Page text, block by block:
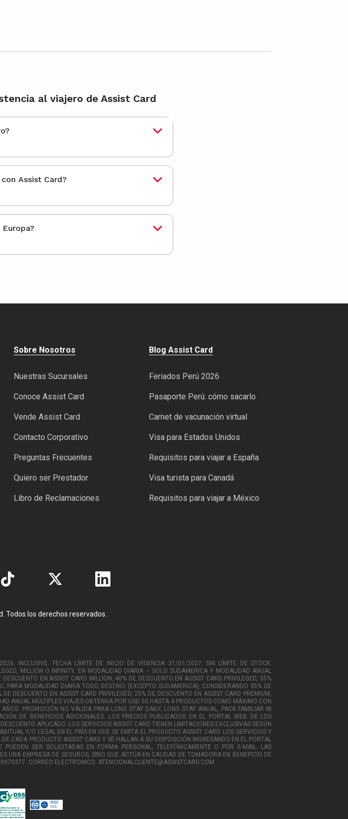
al viajero de Assist Card
asistencia al viajero con Assist Card?
¿Es necesario el seguro de viaje para Europa?
Sobre Nosotros
Nuestras Sucursales
Conoce Assist Card
Vende Assist Card
Contacto Corporativo
Preguntas Frecuentes
Quiero ser Prestador
Libro de Reclamaciones
Blog Assist Card
Feriados Perú 2026
Pasaporte Perú: cómo sacarlo
Carnet de vacunación virtual
Visa para Estados Unidos
Requisitos para viajar a España
Visa turista para Canadá
Requisitos para viajar a México
Todos los derechos reservados.
INCLUSIVE. FECHA LÍMITE DE INICIO DE VIGENCIA 31/01/2027. SIN LÍMITE DE STOCK.
MILLION O INFINITY, EN MODALIDAD DIARIA – SOLO SUDAMERICA Y MODALIDAD ANUAL
EN ASSIST CARD MILLION, 40% DE DESCUENTO EN ASSIST CARD PRIVILEGED, 35%
PARA MODALIDAD DIARIA TODO DESTINO (EXCEPTO SUDAMERICA), CONSIDERANDO 35% DE
DESCUENTO EN ASSIST CARD PRIVILEGED, 25% DE DESCUENTO EN ASSIST CARD PREMIUM,
ANUAL MÚLTIPLES VIAJES OBTENGA POR USD 50 HASTA 4 PRODUCTOS COMO MÁXIMO CON
PROMOCIÓN NO VÁLIDA PARA LONG STAY DAILY, LONG STAY ANUAL, PACK FAMILIAR NI
DE BENEFICIOS ADICIONALES. LOS PRECIOS PUBLICADOS EN EL PORTAL WEB DE LOS
APLICADO. LOS SERVICIOS ASSIST CARD TIENEN LIMITACIONES EXCLUSIVAS SEGÚN
Y/O LEGAL EN EL PAÍS EN QUE SE EMITA EL PRODUCTO ASSIST CARD. LOS SERVICIOS Y
CADA PRODUCTO ASSIST CARD Y SE HALLAN A SU DISPOSICIÓN INGRESANDO EN EL PORTAL
SER SOLICITADAS EN FORMA PERSONAL, TELEFÓNICAMENTE O POR E-MAIL. LAS
UNA EMPRESA DE SEGUROS, SINO QUE ACTÚA EN CALIDAD DE TOMADORA EN BENEFICIO DE
CORREO ELECTRONICO: ATENCIONALCLIENTE@ASSISTCARD.COM.